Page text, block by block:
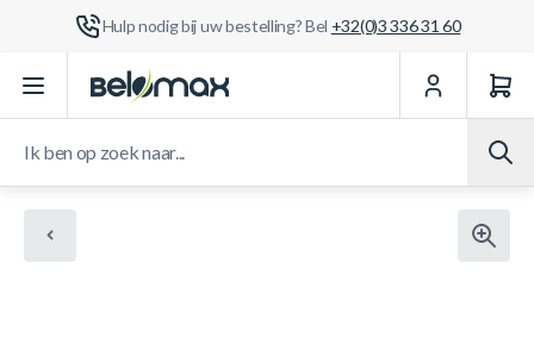
Hulp nodig bij uw bestelling? Bel +32(0)3 336 31 60
Ga naar de inhoud